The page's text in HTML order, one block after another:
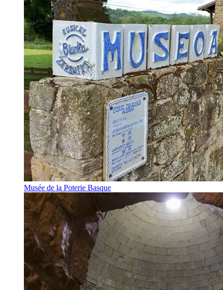
Musée de la Poterie Basque